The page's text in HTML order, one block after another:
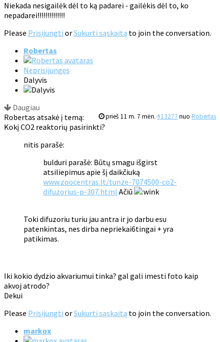
Niekada nesigailėk dėl to ką padarei - gailėkis dėl to, ko
nepadarei!!!!!!!!!!!!!!
Please Prisijungti orSukurti sąskaitą to join the conversation.
Robertas
Neprisijungęs
Dalyvis
Daugiau
prieš 11 m. 7 mėn. #13277 nuo Robertas
Robertas atsakė į temą:
Kokį CO2 reaktorių pasirinkti?
nitis parašė:
bulduri parašė: Būtų smagu išgirst
atsiliepimus apie šį daikčiuką
www.zoocentras.lt/tunze-7074500-co2-
difuzorius-p-307.html Ačiū
Toki difuzoriu turiu jau antra ir jo darbu esu
patenkintas, nes dirba nepriekai6tingai + yra
patikimas.
Iki kokio dydzio akvariumui tinka? gal gali imesti foto kaip
akvoj atrodo?
Dekui
Please Prisijungti orSukurti sąskaitą to join the conversation.
markox